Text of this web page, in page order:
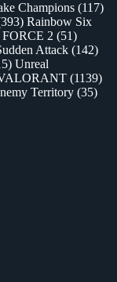
Champions (117)
Rainbow Six
2 (51)
Attack (142)
Unreal
(1139)
Territory (35)